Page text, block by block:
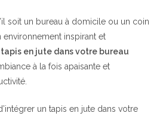
soit un bureau à domicile ou un coin
inspirant et
tapis en jute dans votre bureau
à la fois apaisante et
un tapis en jute dans votre